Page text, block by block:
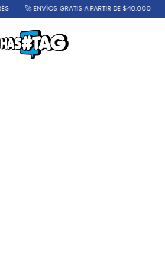
🚀 ENVÍOS GRATIS A PARTIR DE $40.000